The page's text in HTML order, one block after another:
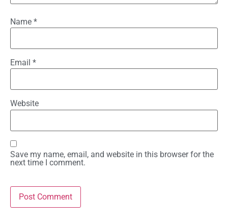
Name *
Email *
Website
Save my name, email, and website in this browser for the
next time I comment.